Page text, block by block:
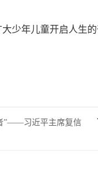
少年儿童开启人生
”——习近平主席复信